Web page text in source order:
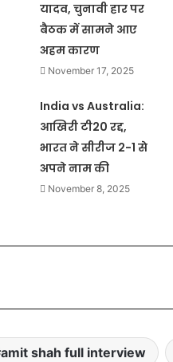
यादव, चुनावी हार पर
बैठक में सामने आए
अहम कारण
November 17, 2025
India vs Australia:
आखिरी टी20 रद्द,
भारत ने सीरीज 2-1 से
अपने नाम की
November 8, 2025
amit shah full interview